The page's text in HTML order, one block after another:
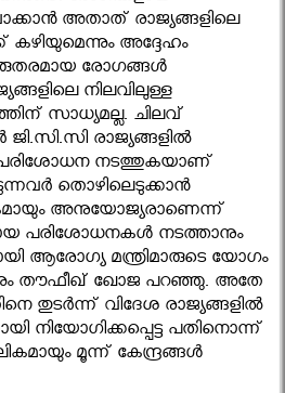
അതാത്​ രാജ്യങ്ങളിലെ
ക‍ഴിയുമെന്നും അദ്ദേഹം
രോഗങ്ങള്‍
നിലവിലുള്ള
സാധ്യമല്ല. ചിലവ്​
രാജ്യങ്ങളില്‍
പരിശോധന നടത്തുകയാണ്​
തൊ‍ഴിലെടുക്കാന്‍
അനുയോജ്യരാണെന്ന്​
പരിശോധനകള്‍ നടത്താനും
ആരോഗ്യ മന്ത്രിമാരുടെ യോഗം
തൗഫീഖ്​ ഖോജ പറഞ്ഞു. അതേ
തുടര്‍ന്ന്​ വിദേശ രാജ്യങ്ങളില്‍
നിയോഗിക്കപ്പെട്ട പതിനൊന്ന്​
മൂന്ന്​ കേന്ദ്രങ്ങള്‍